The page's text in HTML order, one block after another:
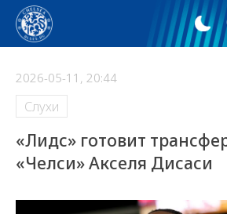
2026-05-11, 20:44
Слухи
«Лидс» готовит
«Челси» Акселя Дисаси